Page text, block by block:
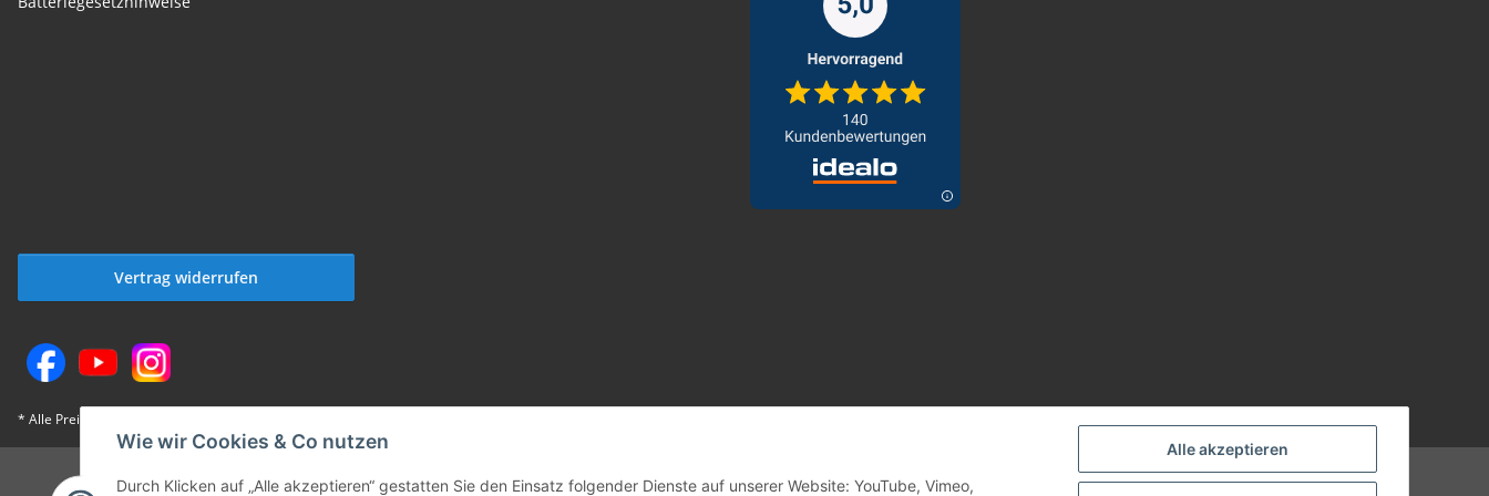
Alle akzeptieren
Wie wir Cookies & Co nutzen
Durch Klicken auf „Alle akzeptieren“ gestatten Sie den Einsatz folgender Dienste auf unserer Website: YouTube, Vimeo,
Vertrag widerrufen
* Alle Preise inkl. gesetzlicher USt., zzgl.
Powered byJTL-Shop